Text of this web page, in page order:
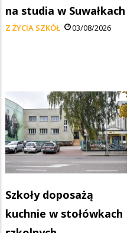
na studia w Suwałkach
Z ŻYCIA SZKÓŁ 03/08/2026
Szkoły doposażą
kuchnie w stołówkach